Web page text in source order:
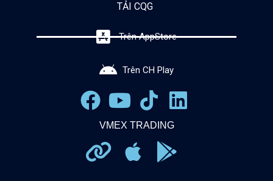
TẢI CQG
Trên AppStore
Trên CH Play
VMEX TRADING